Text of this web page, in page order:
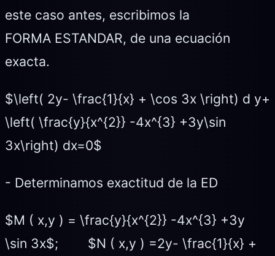
este caso antes, escribimos la
FORMA ESTANDAR, de una ecuación
exacta.
$\left( 2y- \frac{1}{x} + \cos 3x \right) d y+
\left( \frac{y}{x^{2}} -4x^{3} +3y\sin
3x\right) dx=0$
- Determinamos exactitud de la ED
$M ( x,y ) = \frac{y}{x^{2}} -4x^{3} +3y
\sin 3x$; $N ( x,y ) =2y- \frac{1}{x} +